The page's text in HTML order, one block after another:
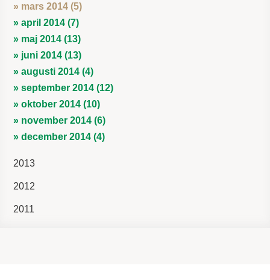
» mars 2014 (5)
» april 2014 (7)
» maj 2014 (13)
» juni 2014 (13)
» augusti 2014 (4)
» september 2014 (12)
» oktober 2014 (10)
» november 2014 (6)
» december 2014 (4)
2013
2012
2011